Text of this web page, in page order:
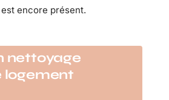
encore présent.
nettoyage
logement